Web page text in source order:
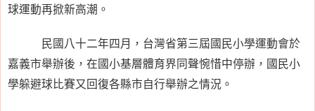
球運動再掀新高潮。
民國八十二年四月，台灣省第三屆國民小學運動會於
嘉義市舉辦後，在國小基層體育界同聲惋惜中停辦，國民小
學躲避球比賽又回復各縣市自行舉辦之情況。